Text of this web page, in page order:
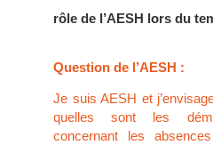
rôle de l’AESH lors du
Question de l’AESH :
Je suis AESH et
quelles sont les
concernant les